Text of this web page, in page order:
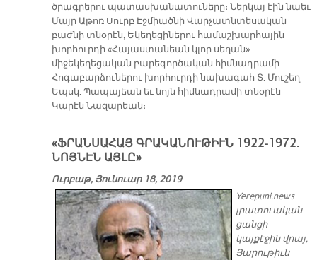
ծրագրերու պատասխանատուները։ Ներկայ էին նաեւ
Մայր Աթոռ Սուրբ Էջմիածնի Վարչատնտեսական
բաժնի տնօրէն, Եկեղեցիներու համաշխարհային
խորհուրդի «Հայաստանեան կլոր սեղան»
միջեկեղեցական բարեգործական հիմնադրամի
Հոգաբարձուներու խորհուրդի նախագահ Տ. Մուշեղ
Եպսկ. Պապայեան եւ նոյն հիմնադրամի տնօրէն
Կարէն Նազարեան։
«ՖՐԱՆՍԱՀԱՅ ԳՐԱԿԱՆՈՒԹԻՒՆ 1922-1972.
ՆՈՅՆԷՆ ԱՅԼԸ»
Ուրբաթ, Յունուար 18, 2019
Yerepuni.news
լրատուական
ցանցի
կայքէջին վրայ,
Յարութիւն